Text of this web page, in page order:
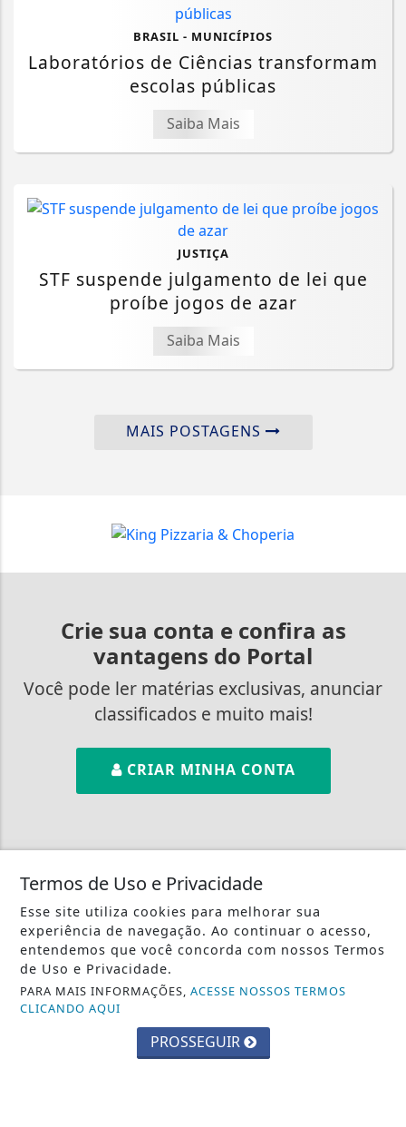
BRASIL - MUNICÍPIOS
Laboratórios de Ciências transformam
escolas públicas
Saiba Mais
JUSTIÇA
STF suspende julgamento de lei que
proíbe jogos de azar
Saiba Mais
MAIS POSTAGENS
Crie sua conta e confira as
vantagens do Portal
Você pode ler matérias exclusivas, anunciar
classificados e muito mais!
CRIAR MINHA CONTA
SOBRE | PAINEL DO LEITOR
Termos de Uso e Privacidade
Esse site utiliza cookies para melhorar sua
experiência de navegação. Ao continuar o acesso,
entendemos que você concorda com nossos Termos
de Uso e Privacidade.
PARA MAIS INFORMAÇÕES,ACESSE NOSSOS TERMOS
CLICANDO AQUI
PROSSEGUIR